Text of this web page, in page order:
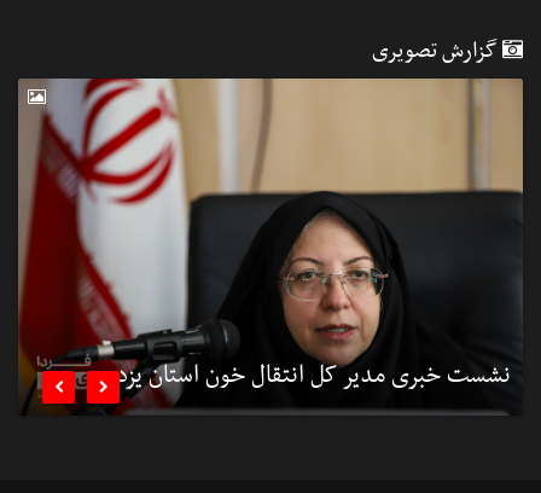
گزارش تصویری
نشست خبری مدیر کل انتقال خون استان یزد  